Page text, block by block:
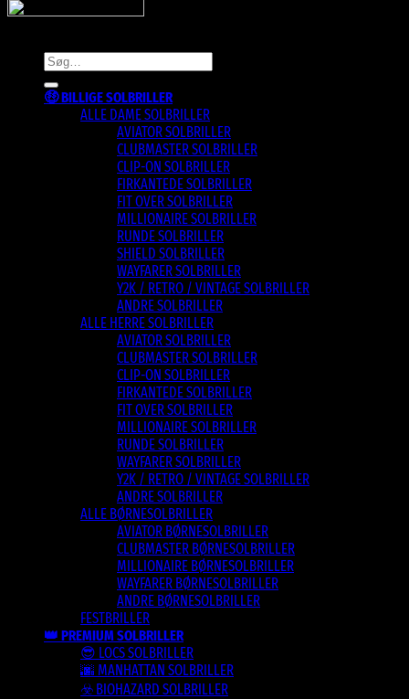
Søg
efter:
🤑 BILLIGE SOLBRILLER
ALLE DAME SOLBRILLER
AVIATOR SOLBRILLER
CLUBMASTER SOLBRILLER
CLIP-ON SOLBRILLER
FIRKANTEDE SOLBRILLER
FIT OVER SOLBRILLER
MILLIONAIRE SOLBRILLER
RUNDE SOLBRILLER
SHIELD SOLBRILLER
WAYFARER SOLBRILLER
Y2K / RETRO / VINTAGE SOLBRILLER
ANDRE SOLBRILLER
ALLE HERRE SOLBRILLER
AVIATOR SOLBRILLER
CLUBMASTER SOLBRILLER
CLIP-ON SOLBRILLER
FIRKANTEDE SOLBRILLER
FIT OVER SOLBRILLER
MILLIONAIRE SOLBRILLER
RUNDE SOLBRILLER
WAYFARER SOLBRILLER
Y2K / RETRO / VINTAGE SOLBRILLER
ANDRE SOLBRILLER
ALLE BØRNESOLBRILLER
AVIATOR BØRNESOLBRILLER
CLUBMASTER BØRNESOLBRILLER
MILLIONAIRE BØRNESOLBRILLER
WAYFARER BØRNESOLBRILLER
ANDRE BØRNESOLBRILLER
FESTBRILLER
👑 PREMIUM SOLBRILLER
😎 LOCS SOLBRILLER
🌆 MANHATTAN SOLBRILLER
☣️ BIOHAZARD SOLBRILLER